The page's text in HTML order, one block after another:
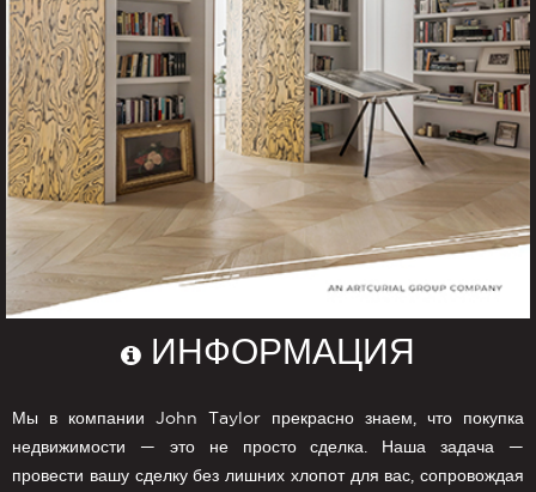
ИНФОРМАЦИЯ
Мы в компании John Taylor прекрасно знаем, что покупка
недвижимости — это не просто сделка. Наша задача —
провести вашу сделку без лишних хлопот для вас, сопровождая